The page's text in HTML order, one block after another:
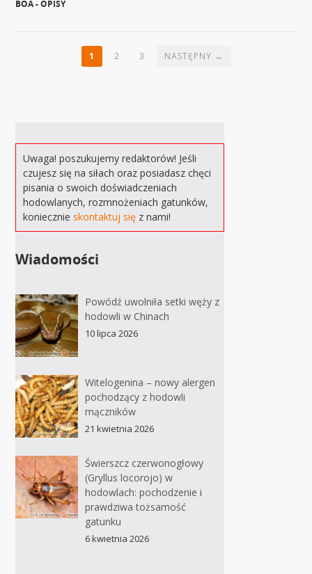
BOA - OPISY
1 2 3 NASTĘPNY →
Uwaga! poszukujemy redaktorów! Jeśli
czujesz się na siłach oraz posiadasz chęci
pisania o swoich doświadczeniach
hodowlanych, rozmnożeniach gatunków,
koniecznieskontaktuj się z nami!
Wiadomości
Powódź uwolniła setki węży z
hodowli w Chinach
10 lipca 2026
Witelogenina – nowy alergen
pochodzący z hodowli
mączników
21 kwietnia 2026
Świerszcz czerwonogłowy
(Gryllus locorojo) w
hodowlach: pochodzenie i
prawdziwa tożsamość
gatunku
6 kwietnia 2026